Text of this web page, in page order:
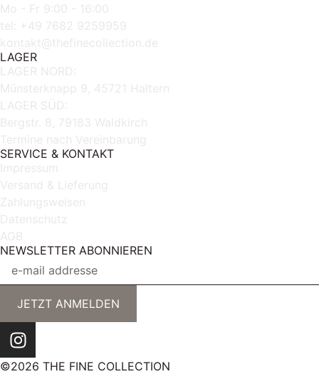
Mo - Fr 9:00 - 16:00
tel: +49 7682 9259959
kontakt@thefinecollection.de
LAGER
LAGER NORD:
Münsterknapp 9, 45721 Haltern
LAGER SÜD:
Bergstr. 8, 79183 Waldkirch
Termine nach Vereinbarung
SERVICE & KONTAKT
Impressum
Versand & Lieferung
Zahlungsweisen
Datenschutz
AGB
NEWSLETTER ABONNIEREN
JETZT ANMELDEN
©2026 THE FINE COLLECTION